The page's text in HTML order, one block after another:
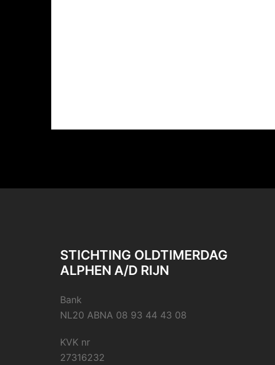
STICHTING OLDTIMERDAG
ALPHEN A/D RIJN
Bank
NL20 ABNA 08 93 44 43 08
KVK nr
27316232